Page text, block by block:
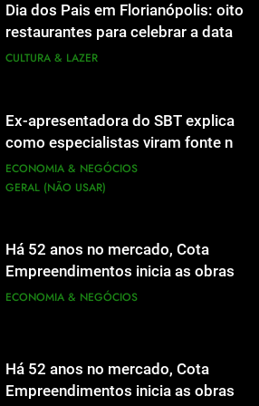
Ex-apresentadora do SBT explica
como especialistas viram fonte na
Dia dos Pais em Florianópolis: oito
restaurantes para celebrar a data
em família
CULTURA & LAZER
Ex-apresentadora do SBT explica
como especialistas viram fonte na
mídia
ECONOMIA & NEGÓCIOS
GERAL (NÃO USAR)
Há 52 anos no mercado, Cota
Empreendimentos inicia as obras
do Cota 365 e apresenta uma nova
ECONOMIA & NEGÓCIOS
Há 52 anos no mercado, Cota
Empreendimentos inicia as obras